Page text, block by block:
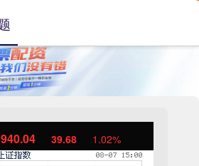
39.68 1.02%